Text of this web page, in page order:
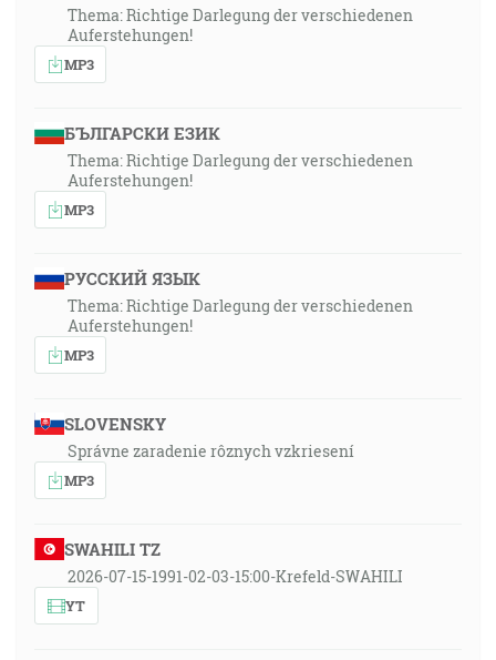
Thema: Richtige Darlegung der verschiedenen
Auferstehungen!
MP3
БЪЛГАРСКИ ЕЗИК
Thema: Richtige Darlegung der verschiedenen
Auferstehungen!
MP3
РУССКИЙ ЯЗЫК
Thema: Richtige Darlegung der verschiedenen
Auferstehungen!
MP3
SLOVENSKY
Správne zaradenie rôznych vzkriesení
MP3
SWAHILI TZ
2026-07-15-1991-02-03-15:00-Krefeld-SWAHILI
YT